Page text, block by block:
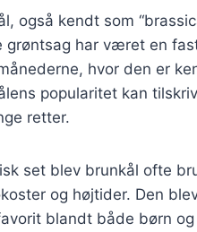
også kendt som
grøntsag har været en
hvor den er
popularitet kan
retter.
set blev brunkål ofte
og højtider. Den
blandt både børn